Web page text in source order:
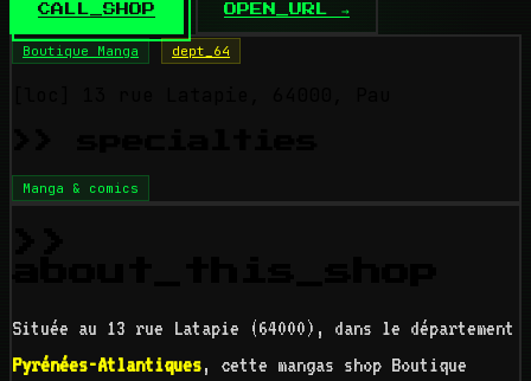
CALL_SHOP OPEN_URL →
Boutique Manga dept_64
Manga & comics
Située au 13 rue Latapie (64000), dans le département
Pyrénées-Atlantiques, cette mangas shop Boutique